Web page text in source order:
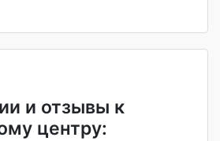
и отзывы к
центру: